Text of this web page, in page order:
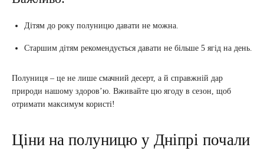
Дітям до року полуницю давати не можна.
Старшим дітям рекомендується давати не більше 5 ягід на день.
Полуниця – це не лише смачний десерт, а й справжній дар
природи нашому здоров’ю. Вживайте цю ягоду в сезон, щоб
отримати максимум користі!
Ціни на полуницю у Дніпрі почали